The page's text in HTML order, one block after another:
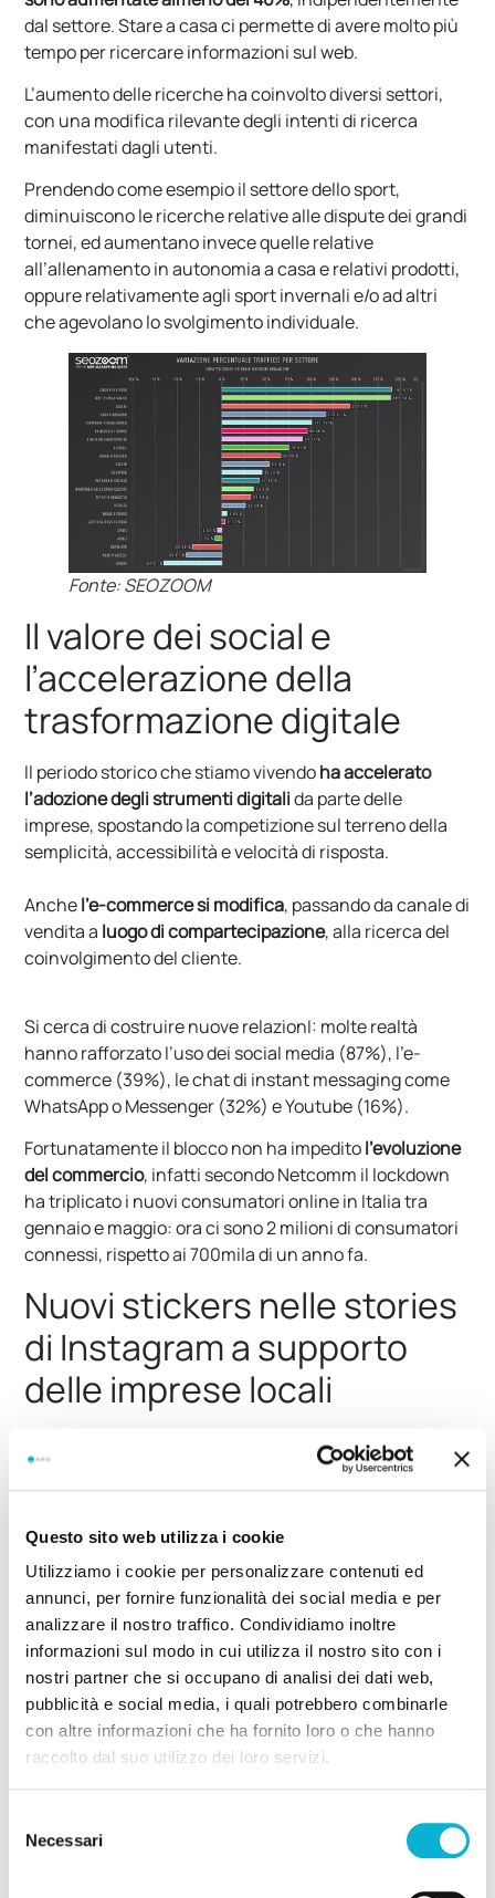
Questo sito web utilizza i cookie
Utilizziamo i cookie per personalizzare contenuti ed
annunci, per fornire funzionalità dei social media e per
analizzare il nostro traffico. Condividiamo inoltre
informazioni sul modo in cui utilizza il nostro sito con i
nostri partner che si occupano di analisi dei dati web,
pubblicità e social media, i quali potrebbero combinarle
con altre informazioni che ha fornito loro o che hanno
raccolto dal suo utilizzo dei loro servizi.
delNecessari
dal settore. Stare a casa ci permette di avere molto più
tempo per ricercare informazioni sul web.
L’aumento delle ricerche ha coinvolto diversi settori,
con una modifica rilevante degli intenti di ricerca
manifestati dagli utenti.
Prendendo come esempio il settore dello sport,
diminuiscono le ricerche relative alle dispute dei grandi
tornei, ed aumentano invece quelle relative
all’allenamento in autonomia a casa e relativi prodotti,
oppure relativamente agli sport invernali e/o ad altri
che agevolano lo svolgimento individuale.
Fonte: SEOZOOM
Il valore dei social e
l’accelerazione della
trasformazione digitale
Il periodo storico che stiamo vivendoha accelerato
l’adozione degli strumenti digitalida parte delle
imprese, spostando la competizione sul terreno della
semplicità, accessibilità e velocità di risposta.
Anchel’e-commerce si modifica, passando da canale di
vendita a luogo di compartecipazione, alla ricerca del
coinvolgimento del cliente.
Si cerca di costruire nuove relazionI: molte realtà
hanno rafforzato l’uso dei social media (87%), l’e-
commerce (39%), le chat di instant messaging come
WhatsApp o Messenger (32%) e Youtube (16%).
Fortunatamente il blocco non ha impeditol’evoluzione
del commercio, infatti secondo Netcomm il lockdown
ha triplicato i nuovi consumatori online in Italia tra
gennaio e maggio: ora ci sono 2 milioni di consumatori
connessi, rispetto ai 700mila di un anno fa.
Nuovi stickers nelle stories
di Instagram a supporto
delle imprese locali
supportare le piccole medie
imprese
tramite l’utilizzo di nuovi stickers. I ristoratori
possono postare la foto di un piatto e allegando lo
inoltrare l’ordine e riceverlo a domicilio tramite
Deliveroo o Ubereats.